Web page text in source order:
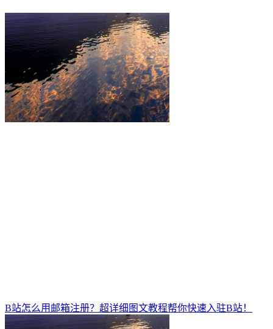
B站怎么用邮箱注册？超详细图文教程帮你快速入驻B站！